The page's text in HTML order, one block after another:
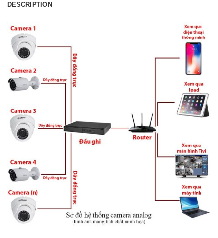
DESCRIPTION